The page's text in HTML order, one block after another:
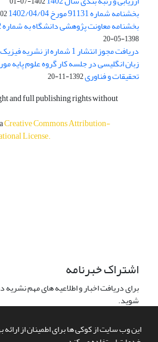
این وب سایت از کوکی ها برای اطمینان از ارائه
بخشنامه شماره 91131 مورخ 1402/04/04 04
بخشنامه معاونت پژوهشی دانشگاه به شماره 140/130382 مورخ 98/5/20
1398-05-20
دریافت مجوز انتشار 1 شماره
تحقیقات و فناوری1392-11-20
and full publishing rights without
Creative Commons Attribution-
License.
اشتراک خبرنامه
برای دریافت اخبار و اطلاعیه های مهم
شوید.